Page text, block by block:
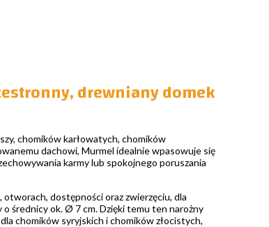
drewniany domek
chomików karłowatych, chomików
dachowi, Murmel idealnie wpasowuje się
karmy lub spokojnego poruszania
dostępności oraz zwierzęciu, dla
średnicy ok. Ø 7 cm. Dzięki temu ten narożny
chomików syryjskich i chomików złocistych,